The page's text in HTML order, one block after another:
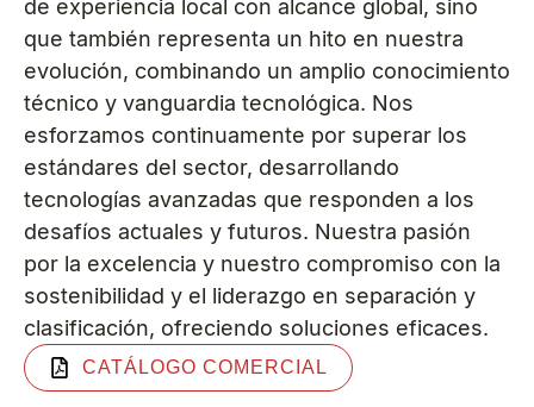
de experiencia local con alcance global, sino
que también representa un hito en nuestra
evolución, combinando un amplio conocimiento
técnico y vanguardia tecnológica. Nos
esforzamos continuamente por superar los
estándares del sector, desarrollando
tecnologías avanzadas que responden a los
desafíos actuales y futuros. Nuestra pasión
por la excelencia y nuestro compromiso con la
sostenibilidad y el liderazgo en separación y
clasificación, ofreciendo soluciones eficaces.
CATÁLOGO COMERCIAL